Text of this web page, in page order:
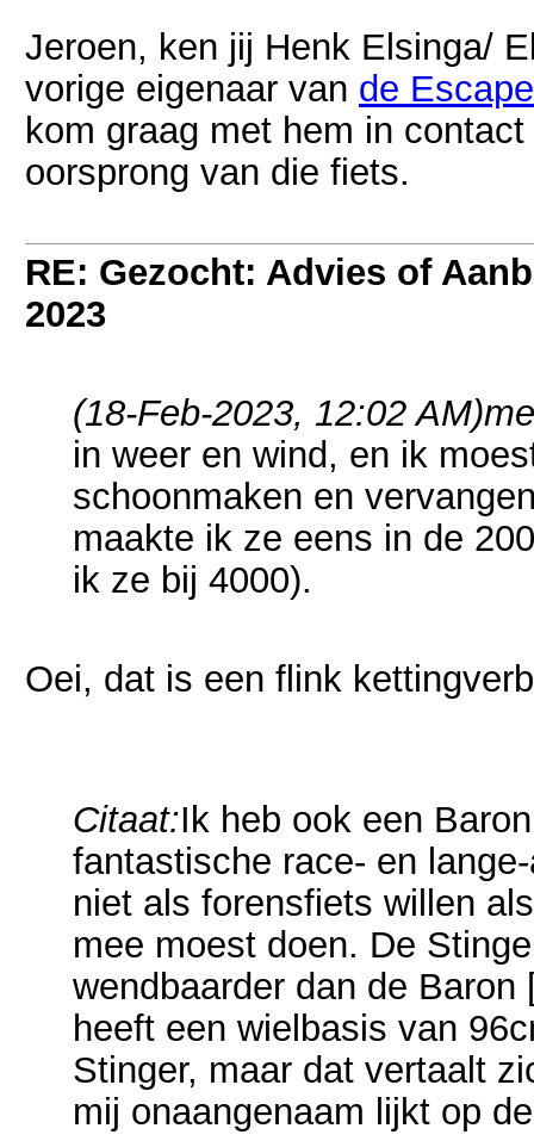
Jeroen, ken jij Henk Elsinga/
vorige eigenaar van de
kom graag met hem in
oorsprong van die fiets.
RE: Gezocht: Advies of
2023
(18-Feb-2023, 12:02 AM)
in weer en wind, en ik
schoonmaken en
maakte ik ze eens in de
ik ze bij 4000).
Oei, dat is een flink
Citaat:Ik heb ook een
fantastische race- en
niet als forensfiets willen
mee moest doen. De
wendbaarder dan de
heeft een wielbasis van
Stinger, maar dat vertaalt
mij onaangenaam lijkt op